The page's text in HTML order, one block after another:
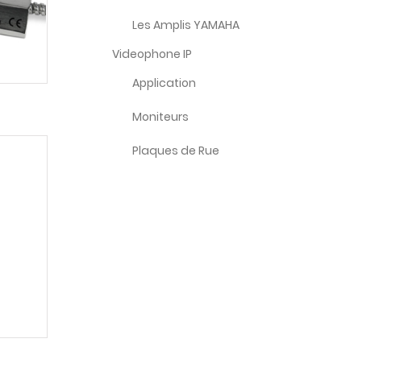
Les Amplis YAMAHA
Videophone IP
Application
Moniteurs
Plaques de Rue